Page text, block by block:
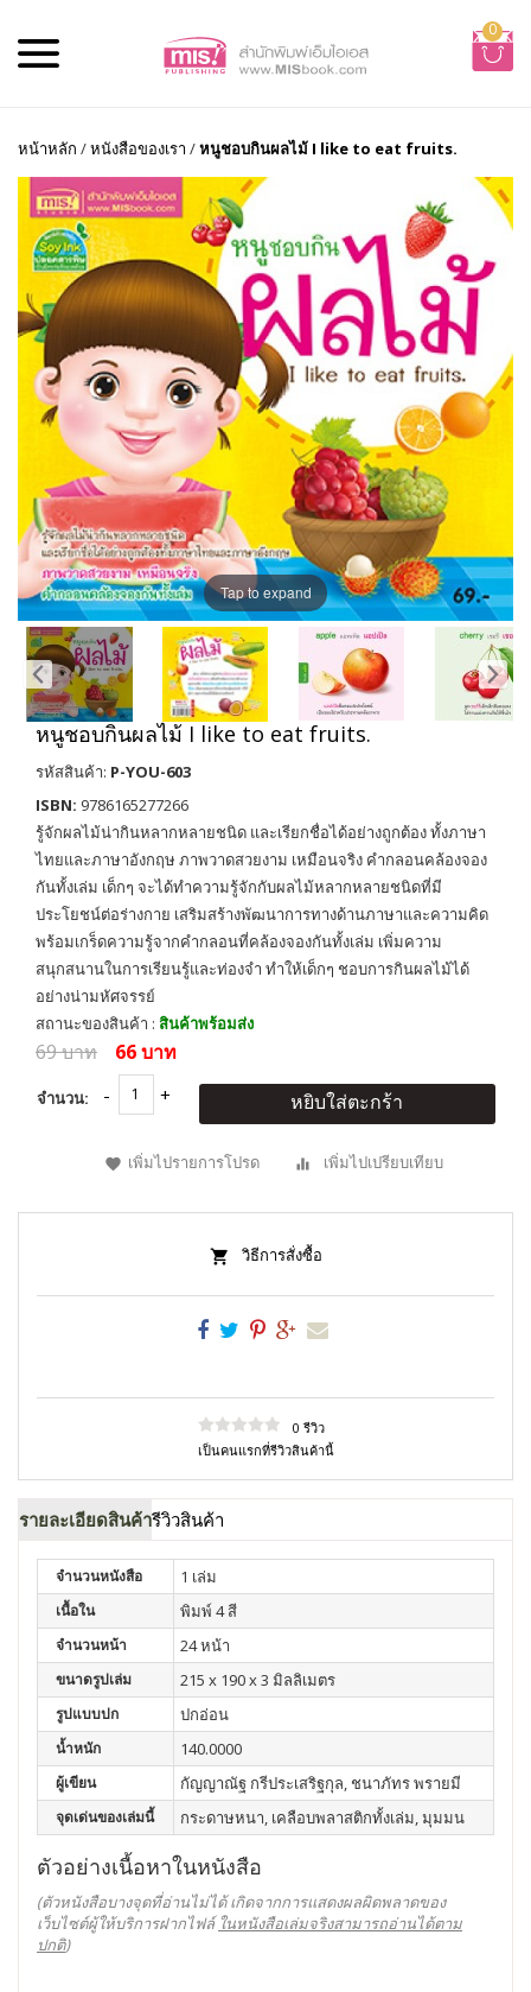
0
หน้าหลัก /หนังสือของเรา /หนูชอบกินผลไม้ I like to eat fruits.
Tap to expand
หนูชอบกินผลไม้ I like to eat fruits.
รหัสสินค้า: P-YOU-603
ISBN: 9786165277266
รู้จักผลไม้น่ากินหลากหลายชนิด และเรียกชื่อได้อย่างถูกต้อง ทั้งภาษา
ไทยและภาษาอังกฤษ ภาพวาดสวยงาม เหมือนจริง คำกลอนคล้องจอง
กันทั้งเล่ม เด็กๆ จะได้ทำความรู้จักกับผลไม้หลากหลายชนิดที่มี
ประโยชน์ต่อร่างกาย เสริมสร้างพัฒนาการทางด้านภาษาและความคิด
พร้อมเกร็ดความรู้จากคำกลอนที่คล้องจองกันทั้งเล่ม เพิ่มความ
สนุกสนานในการเรียนรู้และท่องจำ ทำให้เด็กๆ ชอบการกินผลไม้ได้
อย่างน่ามหัศจรรย์
สถานะของสินค้า : สินค้าพร้อมส่ง
69 บาท 66 บาท
จำนวน: หยิบใส่ตะกร้า
เพิ่มไปรายการโปรด เพิ่มไปเปรียบเทียบ
วิธีการสั่งซื้อ
0 รีวิว
เป็นคนแรกที่รีวิวสินค้านี้
รายละเอียดสินค้ารีวิวสินค้า
จำนวนหนังสือ 1 เล่ม
เนื้อใน พิมพ์ 4 สี
จำนวนหน้า 24 หน้า
ขนาดรูปเล่ม 215 x 190 x 3 มิลลิเมตร
รูปแบบปก ปกอ่อน
น้ำหนัก 140.0000
ผู้เขียน กัญญาณัฐ กรีประเสริฐกุล, ชนาภัทร พรายมี
จุดเด่นของเล่มนี้ กระดาษหนา, เคลือบพลาสติกทั้งเล่ม, มุมมน
ตัวอย่างเนื้อหาในหนังสือ
(ตัวหนังสือบางจุดที่อ่านไม่ได้ เกิดจากการแสดงผลผิดพลาดของ
เว็บไซต์ผู้ให้บริการฝากไฟล์ ในหนังสือเล่มจริงสามารถอ่านได้ตาม
ปกติ)